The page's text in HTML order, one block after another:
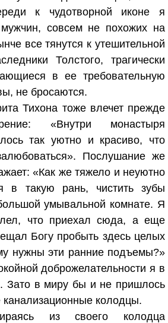
к чудотворной иконе я
совсем не похожих на
все тянутся к утешительной
Толстого, трагически
в ее требовательную
не бросаются.
Тихона тоже влечет прежде
«Внутри монастыря
так уютно и красиво, что
Послушание же
«Как же тяжело и неуютно
в такую рань, чистить зубы
умывальной комнате. Я
что приехал сюда, а еще
Богу пробыть здесь целых
нужны эти ранние подъемы?»
доброжелательности я в
Зато в миру бы и не пришлось
канализационные колодцы.
из своего колодца